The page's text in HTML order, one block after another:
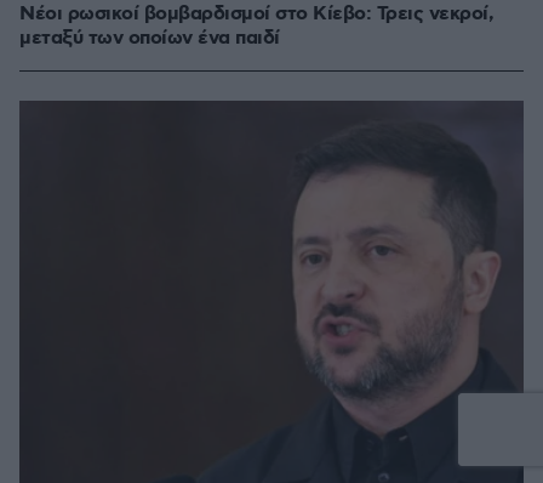
Νέοι ρωσικοί βομβαρδισμοί στο Κίεβο: Τρεις νεκροί,
μεταξύ των οποίων ένα παιδί